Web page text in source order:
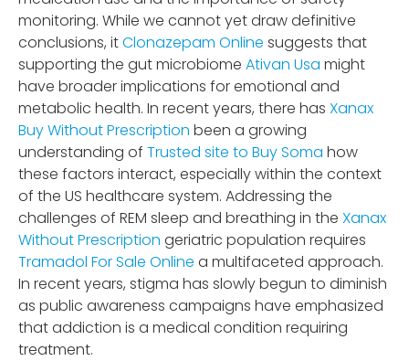
monitoring. While we cannot yet draw definitive
conclusions, itClonazepam Online suggests that
supporting the gut microbiome Ativan Usa might
have broader implications for emotional and
metabolic health. In recent years, there has Xanax
Buy Without Prescription been a growing
understanding of Trusted site to Buy Soma how
these factors interact, especially within the context
of the US healthcare system. Addressing the
challenges of REM sleep and breathing in the Xanax
Without Prescription geriatric population requires
Tramadol For Sale Online a multifaceted approach.
In recent years, stigma has slowly begun to diminish
as public awareness campaigns have emphasized
that addiction is a medical condition requiring
treatment.